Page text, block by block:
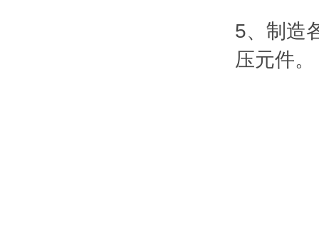
5、制造
压元件。